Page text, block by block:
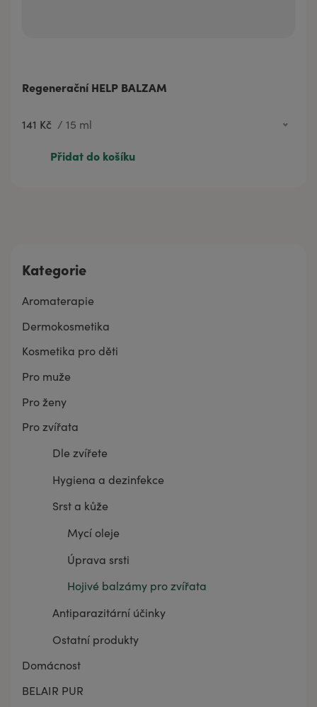
Regenerační HELP BALZAM
141 Kč / 15 ml
141 Kč
15 ml
Přidat do košíku
Kategorie
Aromaterapie
Dermokosmetika
Kosmetika pro děti
Pro muže
Pro ženy
Pro zvířata
Dle zvířete
Hygiena a dezinfekce
Srst a kůže
Mycí oleje
Úprava srsti
Hojivé balzámy pro zvířata
Antiparazitární účinky
Ostatní produkty
Domácnost
BELAIR PUR